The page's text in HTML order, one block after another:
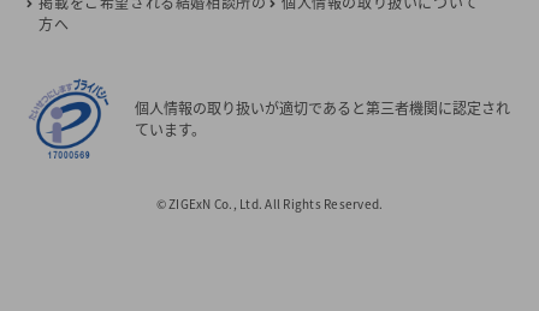
方へ
個人情報の取り扱いが適切であると第三者機関に認定され
ています。
© ZIGExN Co., Ltd. All Rights Reserved.